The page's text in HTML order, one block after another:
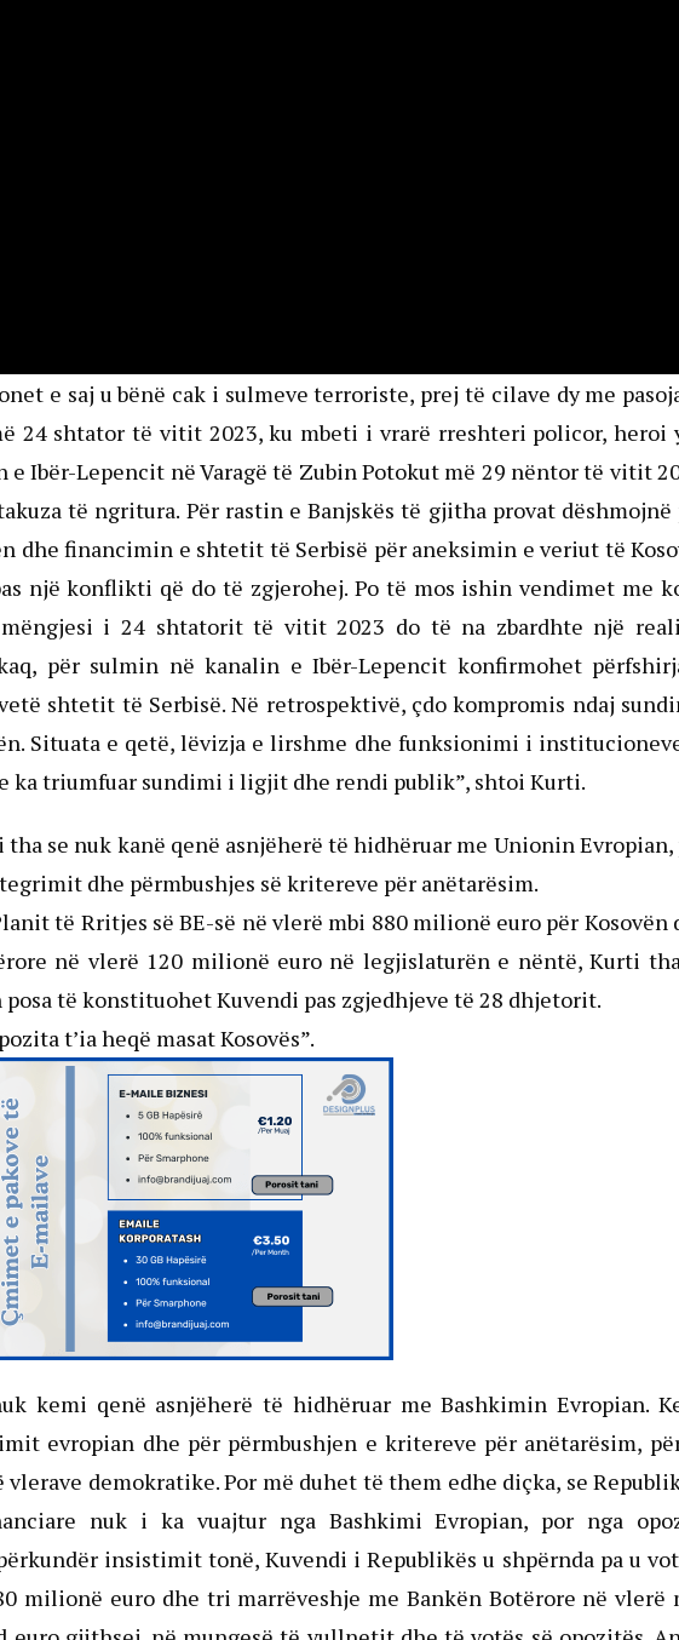
e saj u bënë cak i sulmeve terroriste, prej të cilave dy me
24 shtator të vitit 2023, ku mbeti i vrarë rreshteri policor, heroi
Ibër-Lepencit në Varagë të Zubin Potokut më 29 nëntor të vitit
të ngritura. Për rastin e Banjskës të gjitha provat dëshmojnë
dhe financimin e shtetit të Serbisë për aneksimin e veriut të
një konflikti që do të zgjerohej. Po të mos ishin vendimet me
i 24 shtatorit të vitit 2023 do të na zbardhte një
për sulmin në kanalin e Ibër-Lepencit konfirmohet
shtetit të Serbisë. Në retrospektivë, çdo kompromis ndaj
Situata e qetë, lëvizja e lirshme dhe funksionimi i
ka triumfuar sundimi i ligjit dhe rendi publik”, shtoi Kurti.
tha se nuk kanë qenë asnjëherë të hidhëruar me Unionin Evropian,
dhe përmbushjes së kritereve për anëtarësim.
të Rritjes së BE-së në vlerë mbi 880 milionë euro për Kosovën
në vlerë 120 milionë euro në legjislaturën e nëntë, Kurti
të konstituohet Kuvendi pas zgjedhjeve të 28 dhjetorit.
t’ia heqë masat Kosovës”.
kemi qenë asnjëherë të hidhëruar me Bashkimin Evropian.
evropian dhe për përmbushjen e kritereve për anëtarësim,
demokratike. Por më duhet të them edhe diçka, se
nuk i ka vuajtur nga Bashkimi Evropian, por nga
insistimit tonë, Kuvendi i Republikës u shpërnda pa u
milionë euro dhe tri marrëveshje me Bankën Botërore në vlerë